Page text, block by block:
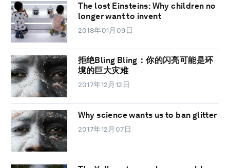
The lost Einsteins: Why children no
longer want to invent
2018年01月09日
拒绝Bling Bling：你的闪亮可能是环
境的巨大灾难
2017年12月12日
Why science wants us to ban glitter
2017年12月07日